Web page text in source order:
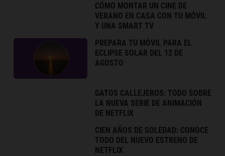
CÓMO MONTAR UN CINE DE
VERANO EN CASA CON TU MÓVIL
Y UNA SMART TV
PREPARA TU MÓVIL PARA EL
ECLIPSE SOLAR DEL 12 DE
AGOSTO
GATOS CALLEJEROS: TODO SOBRE
LA NUEVA SERIE DE ANIMACIÓN
DE NETFLIX
CIEN AÑOS DE SOLEDAD: CONOCE
TODO DEL NUEVO ESTRENO DE
NETFLIX